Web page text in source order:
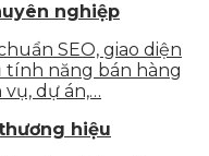
nghiệp
SEO, giao diện
tính năng bán hàng
dự án,…
hiệu